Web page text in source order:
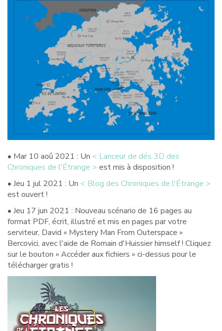
• Mar 10 aoû 2021 : Un < Lanceur de dés 3D des
Chroniques de l'Étrange > est mis à disposition !
• Jeu 1 jul 2021 : Un < Blog des Chroniques de l'Étrange >
est ouvert !
• Jeu 17 jun 2021 : Nouveau scénario de 16 pages au
format PDF, écrit, illustré et mis en pages par votre
serviteur, David « Mystery Man From Outerspace »
Bercovici, avec l'aide de Romain d'Huissier himself ! Cliquez
sur le bouton « Accéder aux fichiers » ci-dessus pour le
télécharger gratis !